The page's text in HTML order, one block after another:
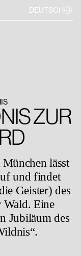
DEUTSCH
ZUR
lässt
und findet
Geister) des
Wald. Eine
Jubiläum des